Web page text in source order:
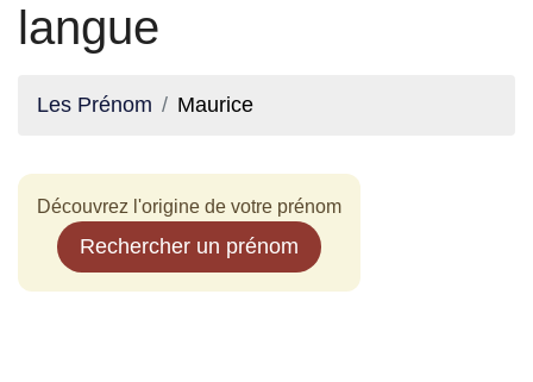
langue
Les Prénom Maurice
Découvrez l'origine de votre prénom
Rechercher un prénom